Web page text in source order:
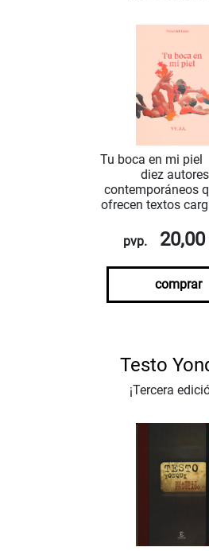
Tu boca en mi piel
diez autores
contemporáneos
ofrecen textos
pvp.
comprar
Testo
¡Tercera